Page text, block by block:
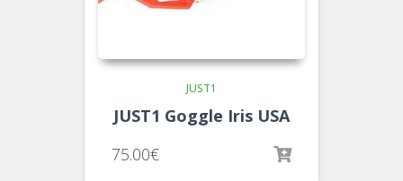
JUST1
JUST1 Goggle Iris USA
75.00€